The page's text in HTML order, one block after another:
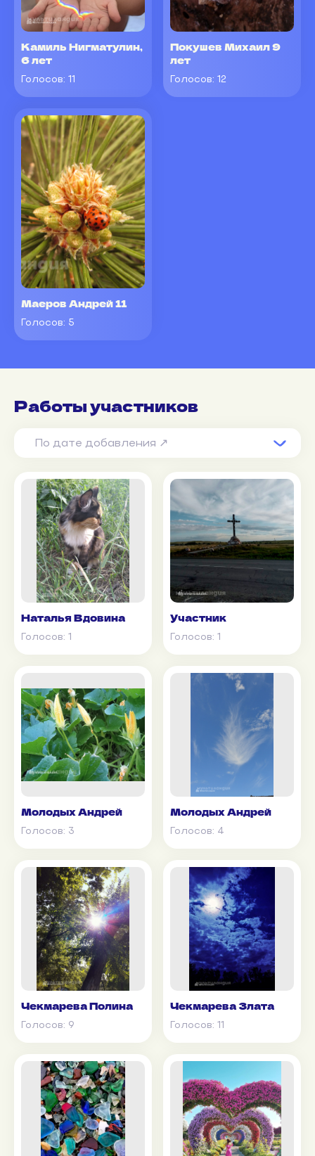
Камиль Нигматулин,
6 лет
Голосов: 11
Покушев Михаил 9
лет
Голосов: 12
Маеров Андрей 11
Голосов: 5
Работы участников
По дате добавления ↗
Наталья Вдовина
Голосов: 1
Участник
Голосов: 1
Молодых Андрей
Голосов: 3
Молодых Андрей
Голосов: 4
Чекмарева Полина
Голосов: 9
Чекмарева Злата
Голосов: 11